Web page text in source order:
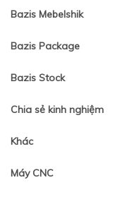
Bazis Mebelshik
Bazis Package
Bazis Stock
Chia sẻ kinh nghiệm
Khác
Máy CNC